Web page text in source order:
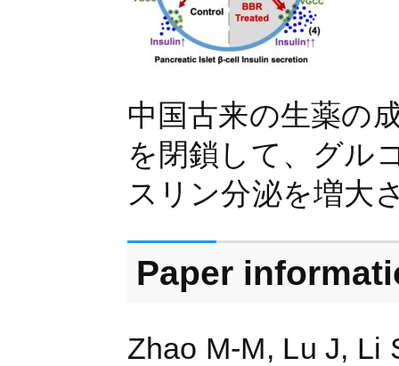
中国古来の生薬の
を閉鎖して、グル
スリン分泌を増大
Paper
Zhao M-M, Lu J, Li